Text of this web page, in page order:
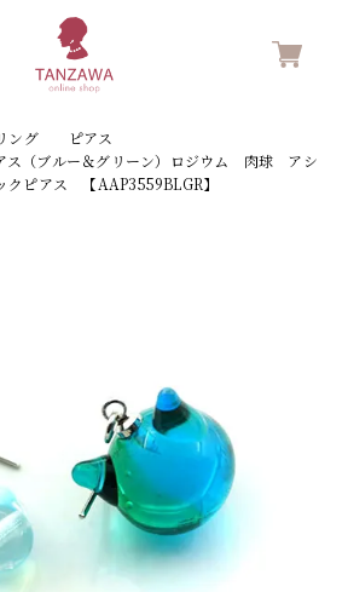
ング
ピアス
ス（ブルー＆グリーン）ロジウム 肉球 アシ
ピアス 【AAP3559BLGR】